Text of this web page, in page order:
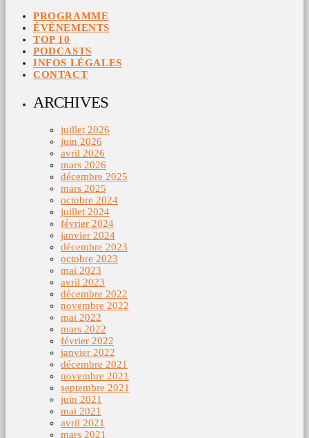
PROGRAMME
ÉVÉNEMENTS
TOP 10
PODCASTS
INFOS LÉGALES
CONTACT
ARCHIVES
juillet 2026
juin 2026
avril 2026
mars 2026
décembre 2025
mars 2025
octobre 2024
juillet 2024
février 2024
janvier 2024
décembre 2023
octobre 2023
mai 2023
avril 2023
décembre 2022
novembre 2022
mai 2022
mars 2022
février 2022
janvier 2022
décembre 2021
novembre 2021
septembre 2021
juin 2021
mai 2021
avril 2021
mars 2021